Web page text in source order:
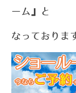
ーム』と
なっておりま